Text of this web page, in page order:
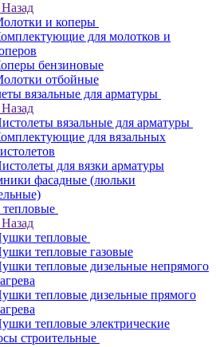
Назад
и коперы
для молотков и
бензиновые
отбойные
вязальные для арматуры
Назад
вязальные для арматуры
для вязальных
для вязки арматуры
фасадные (люльки
Назад
тепловые
тепловые газовые
тепловые дизельные непрямого
тепловые дизельные прямого
тепловые электрические
строительные